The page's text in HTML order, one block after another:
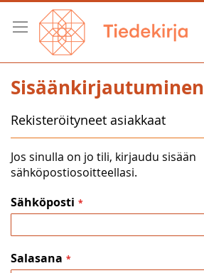
Skip
Content
Sisäänkirjautuminen
Rekisteröityneet asiakkaat
Jos sinulla on jo tili, kirjaudu sisään
sähköpostiosoitteellasi.
Sähköposti
Salasana